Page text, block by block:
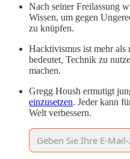
Nach seiner Freilassung
Wissen, um gegen
zu knüpfen.
Hacktivismus ist mehr als
bedeutet, Technik zu
machen.
Gregg Housh ermutigt
einzusetzen. Jeder kann
Welt verbessern.